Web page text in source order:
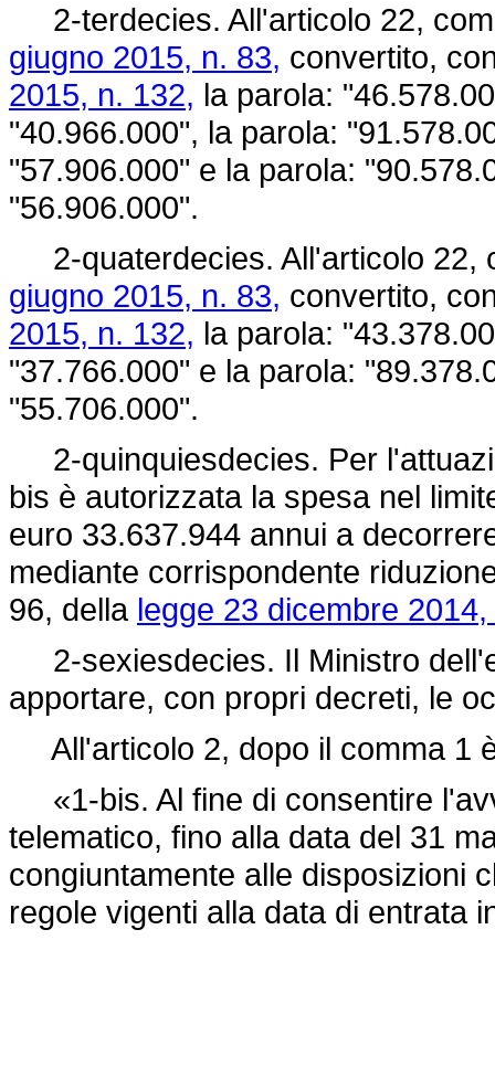
2-terdecies. All'articolo 22,
giugno 2015, n. 83, convertito,
2015, n. 132, la parola:
"40.966.000", la parola:
"57.906.000" e la parola:
"56.906.000".
2-quaterdecies. All'articolo 22,
giugno 2015, n. 83, convertito,
2015, n. 132, la parola:
"37.766.000" e la parola:
"55.706.000".
2-quinquiesdecies. Per
bis è autorizzata la spesa nel
euro 33.637.944 annui a
mediante corrispondente
96, della legge 23 dicembre
2-sexiesdecies. Il Ministro
apportare, con propri decreti, le
All'articolo 2, dopo il comma 1
«1-bis. Al fine di consentire
telematico, fino alla data del 31
congiuntamente alle disposizioni
regole vigenti alla data di entrata